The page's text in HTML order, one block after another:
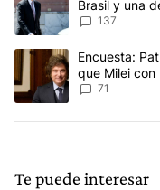
Brasil y una
concepto
137
Un artículo deEncuesta:
que Milei
negativa
71